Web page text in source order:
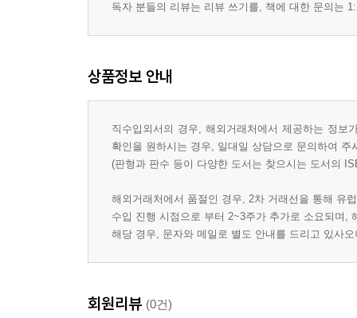
독자 분들의 리뷰는 리뷰 쓰기를, 책에 대한 문의는
상품정보 안내
직수입외서의 경우, 해외거래처에서 제공하는 정
확인을 원하시는 경우, 일대일 상담으로 문의하여 주
(판형과 판수 등이 다양한 도서는 찾으시는 도서의
해외거래처에서 품절인 경우, 2차 거래선을 통해 유
수입 진행 시점으로 부터 2~3주가 추가로 소요되며,
해당 경우, 문자와 메일로 별도 안내를 드리고 있사
회원리뷰 (0건)